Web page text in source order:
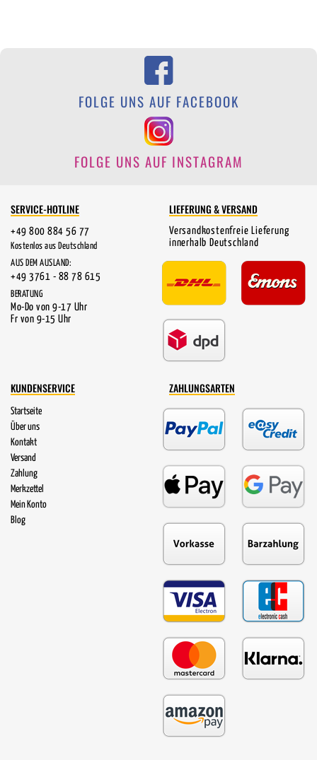
FOLGE UNS AUF FACEBOOK
FOLGE UNS AUF INSTAGRAM
SERVICE-HOTLINE
+49 800 884 56 77
Kostenlos aus Deutschland
AUS DEM AUSLAND:
+49 3761 - 88 78 615
BERATUNG
Mo-Do von 9-17 Uhr
Fr von 9-15 Uhr
LIEFERUNG & VERSAND
Versandkostenfreie Lieferung
innerhalb Deutschland
KUNDENSERVICE
Startseite
Über uns
Kontakt
Versand
Zahlung
Merkzettel
Mein Konto
Blog
ZAHLUNGSARTEN